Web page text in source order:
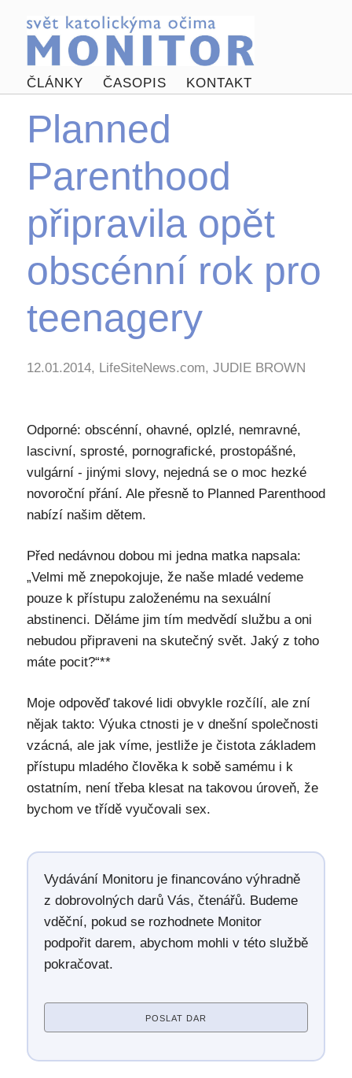
ČLÁNKY ČASOPIS KONTAKT
Planned
Parenthood
připravila opět
obscénní rok pro
teenagery
12.01.2014, LifeSiteNews.com, JUDIE BROWN
Odporné: obscénní, ohavné, oplzlé, nemravné,
lascivní, sprosté, pornografické, prostopášné,
vulgární - jinými slovy, nejedná se o moc hezké
novoroční přání. Ale přesně to Planned Parenthood
nabízí našim dětem.
Před nedávnou dobou mi jedna matka napsala:
„Velmi mě znepokojuje, že naše mladé vedeme
pouze k přístupu založenému na sexuální
abstinenci. Děláme jim tím medvědí službu a oni
nebudou připraveni na skutečný svět. Jaký z toho
máte pocit?“**
Moje odpověď takové lidi obvykle rozčílí, ale zní
nějak takto: Výuka ctnosti je v dnešní společnosti
vzácná, ale jak víme, jestliže je čistota základem
přístupu mladého člověka k sobě samému i k
ostatním, není třeba klesat na takovou úroveň, že
bychom ve třídě vyučovali sex.
Vydávání Monitoru je financováno výhradně
z dobrovolných darů Vás, čtenářů. Budeme
vděční, pokud se rozhodnete Monitor
podpořit darem, abychom mohli v této službě
pokračovat.
POSLAT DAR